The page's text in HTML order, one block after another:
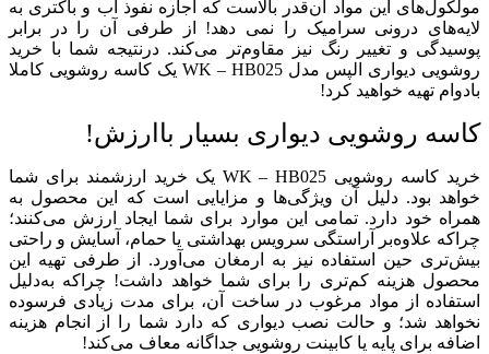
مولکول‌های این مواد آن‌قدر بالاست که اجازه نفوذ آب و باکتری به
لایه‌های درونی سرامیک را نمی دهد! از طرفی آن را در برابر
پوسیدگی و تغییر رنگ نیز مقاوم‌تر می‌کند. درنتیجه شما با خرید
روشویی دیواری الپس مدل WK – HB025 یک کاسه روشویی کاملا
بادوام تهیه خواهید کرد!
کاسه روشویی دیواری بسیار باارزش!
خرید کاسه روشویی WK – HB025 یک خرید ارزشمند برای شما
خواهد بود. دلیل آن ویژگی‌ها و مزایایی است که این محصول به
همراه خود دارد. تمامی این موارد برای شما ایجاد ارزش می‌کنند؛
چراکه علاوه‌بر آراستگی سرویس بهداشتی یا حمام، آسایش و راحتی
بیش‌تری حین استفاده نیز به ارمغان می‌آورد. از طرفی تهیه این
محصول هزینه کم‌تری را برای شما خواهد داشت! چراکه به‌دلیل
استفاده از مواد مرغوب در ساخت آن، برای مدت زیادی فرسوده
نخواهد شد؛ و حالت نصب دیواری که دارد شما را از انجام هزینه
اضافه برای پایه یا کابینت روشویی جداگانه معاف می‌کند!